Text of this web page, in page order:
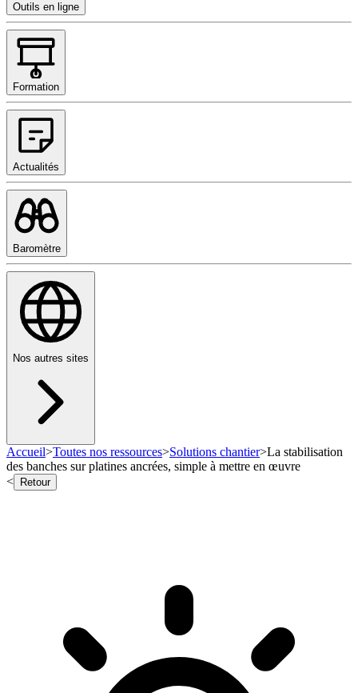
Outils en ligne
Formation
Actualités
Baromètre
Nos autres sites
Accueil>Toutes nos ressources>Solutions chantier>La stabilisation
des banches sur platines ancrées, simple à mettre en œuvre
<
Retour